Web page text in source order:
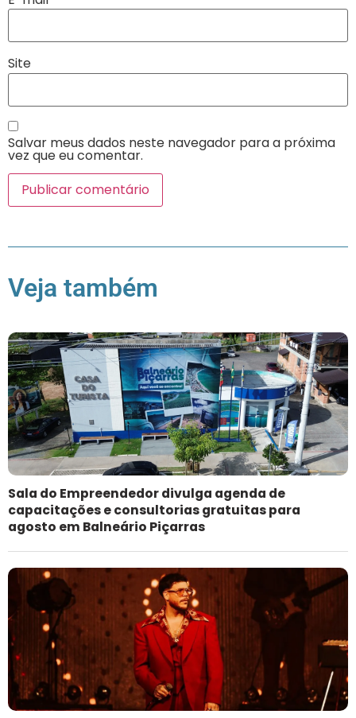
Site
Salvar meus dados neste navegador para a próxima
vez que eu comentar.
Veja também
Sala do Empreendedor divulga agenda de
capacitações e consultorias gratuitas para
agosto em Balneário Piçarras